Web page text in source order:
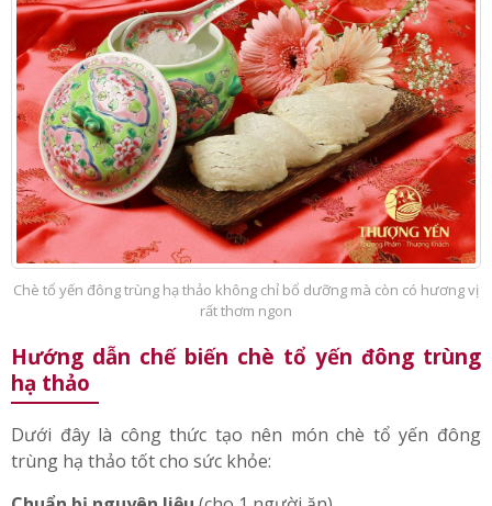
Chè tổ yến đông trùng hạ thảo không chỉ bổ dưỡng mà còn có hương vị
Hướng dẫn chế biến chè tổ yến đông trùng
hạ thảo
Dưới đây là công thức tạo nên món chè tổ yến đông